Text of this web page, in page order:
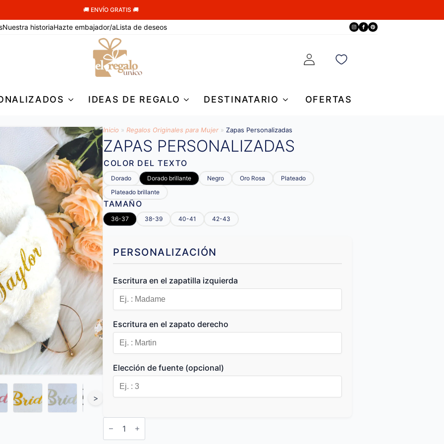
🚚 ENVÍO GRATIS 🚚
Nuestra historiaHazte embajador/aLista de deseos
IDEAS DE REGALO DESTINATARIO OFERTAS
>
Inicio » Regalos Originales para Mujer » Zapas Personalizadas
ZAPAS PERSONALIZADAS
COLOR DEL TEXTO
Dorado Dorado brillante Negro Oro Rosa
Plateado
Plateado brillante
TAMAÑO
36-37 38-39 40-41 42-43
PERSONALIZACIÓN
Escritura en el zapatilla izquierda
Escritura en el zapato derecho
Elección de fuente (opcional)
Zapas
Personalizadas